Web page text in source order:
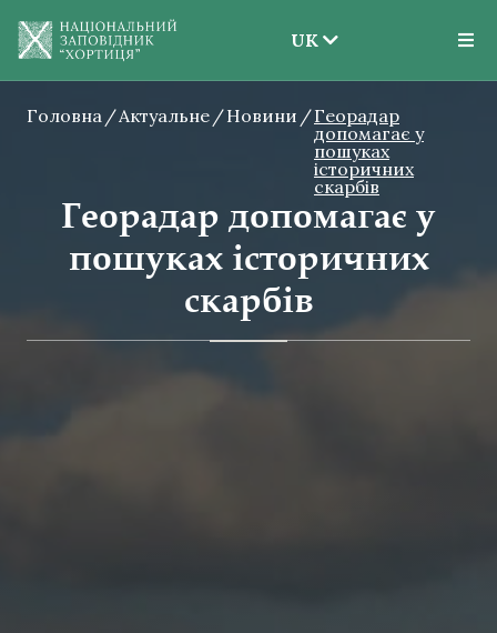
UK
EN
UK
Головна Актуальне Новини
Георадар
допомагає у
пошуках
історичних
скарбів
Георадар допомагає у
пошуках історичних
скарбів